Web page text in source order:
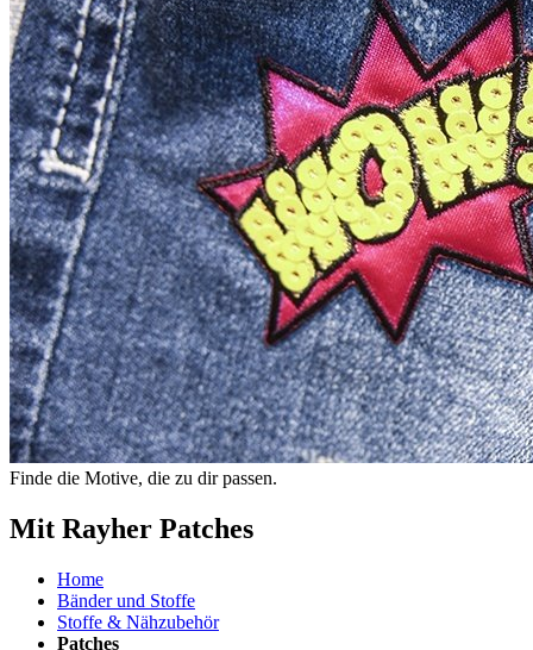
Finde die Motive, die zu dir passen.
Mit Rayher Patches
Home
Bänder und Stoffe
Stoffe & Nähzubehör
Patches